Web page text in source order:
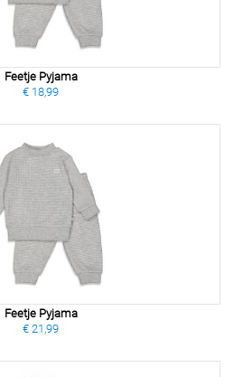
Feetje Pyjama
€ 18,99
Feetje Pyjama
€ 21,99